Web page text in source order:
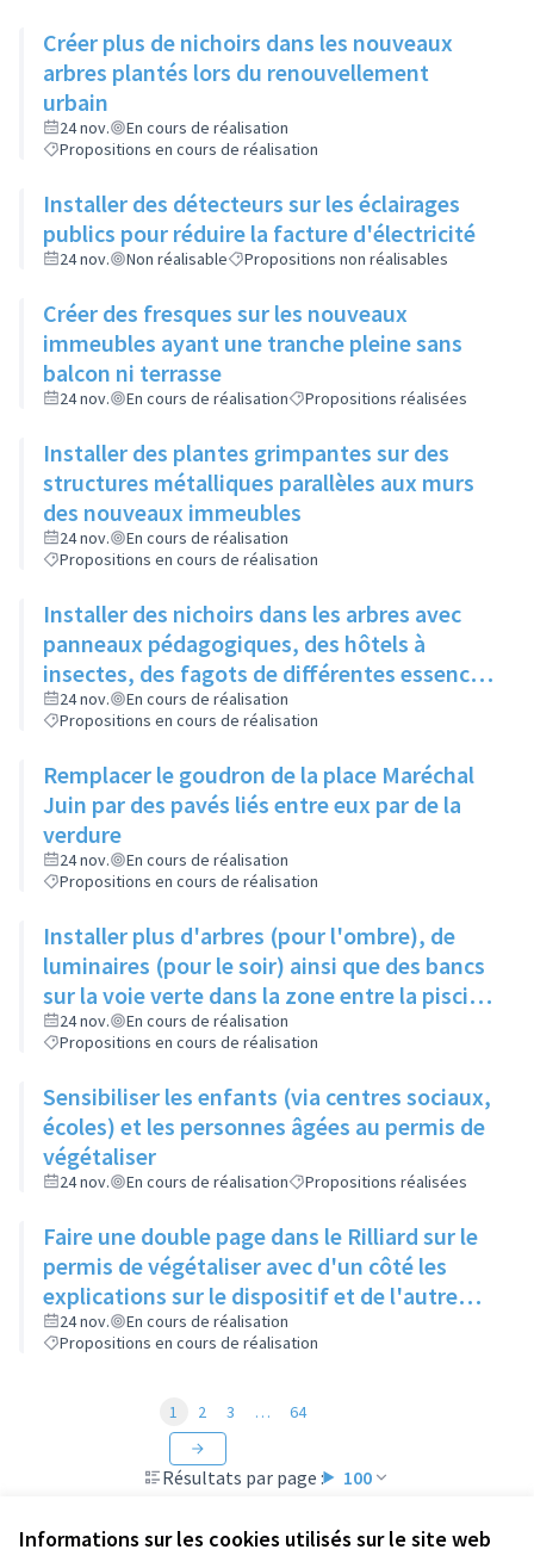
Informations sur les cookies utilisés sur le site web
Créer plus de nichoirs dans les nouveaux
arbres plantés lors du renouvellement
urbain
24 nov.
En cours de réalisation
Propositions en cours de réalisation
Installer des détecteurs sur les éclairages
publics pour réduire la facture d'électricité
24 nov. Non réalisable Propositions non réalisables
Créer des fresques sur les nouveaux
immeubles ayant une tranche pleine sans
balcon ni terrasse
24 nov. En cours de réalisation Propositions réalisées
Installer des plantes grimpantes sur des
structures métalliques parallèles aux murs
des nouveaux immeubles
24 nov.
En cours de réalisation
Propositions en cours de réalisation
Installer des nichoirs dans les arbres avec
panneaux pédagogiques, des hôtels à
insectes, des fagots de différentes essences
pour stimuler la biodiversité sur la place du
Château à la Roue
24 nov.
En cours de réalisation
Propositions en cours de réalisation
Remplacer le goudron de la place Maréchal
Juin par des pavés liés entre eux par de la
verdure
24 nov.
En cours de réalisation
Propositions en cours de réalisation
Installer plus d'arbres (pour l'ombre), de
luminaires (pour le soir) ainsi que des bancs
sur la voie verte dans la zone entre la piscine
et la rue de l'Industrie
24 nov.
En cours de réalisation
Propositions en cours de réalisation
Sensibiliser les enfants (via centres sociaux,
écoles) et les personnes âgées au permis de
végétaliser
24 nov. En cours de réalisation Propositions réalisées
Faire une double page dans le Rilliard sur le
permis de végétaliser avec d'un côté les
explications sur le dispositif et de l'autre
côté des exemples concrets de lieux à
investir
24 nov.
En cours de réalisation
Propositions en cours de réalisation
Résultats par page : 100
1 2 3 … 64